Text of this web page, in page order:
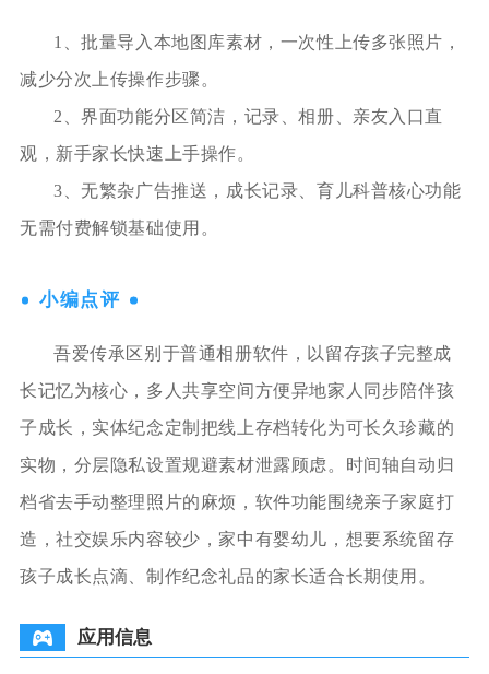
1、批量导入本地图库素材，一次性上传多张照片，
减少分次上传操作步骤。
2、界面功能分区简洁，记录、相册、亲友入口直
观，新手家长快速上手操作。
3、无繁杂广告推送，成长记录、育儿科普核心功能
无需付费解锁基础使用。
小编点评
吾爱传承区别于普通相册软件，以留存孩子完整成
长记忆为核心，多人共享空间方便异地家人同步陪伴孩
子成长，实体纪念定制把线上存档转化为可长久珍藏的
实物，分层隐私设置规避素材泄露顾虑。时间轴自动归
档省去手动整理照片的麻烦，软件功能围绕亲子家庭打
造，社交娱乐内容较少，家中有婴幼儿，想要系统留存
孩子成长点滴、制作纪念礼品的家长适合长期使用。
应用信息